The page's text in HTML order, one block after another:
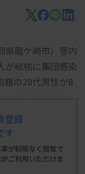
県龍ケ崎市）管内
が結核に集団感染
籍の20代男性が8
った教員や生徒ら
され、うち5人が
も快方に向かっ
の際、エックス
登録
す
が制限なく閲覧で
ご利用いただけま